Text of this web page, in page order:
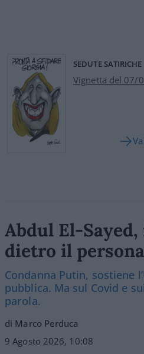
SEDUTE SATIRICHE
Vignetta del 07/
Abdul El-
dietro il
Condanna Putin, sostiene
pubblica. Ma sul Covid e
parola.
di Marco Perduca
9 Agosto 2026, 10:08